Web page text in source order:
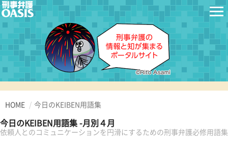
HOME 今日のKEIBEN用語集
今日のKEIBEN用語集 -月別４月
依頼人とのコミュニケーションを円滑にするための刑事弁護必修用語集